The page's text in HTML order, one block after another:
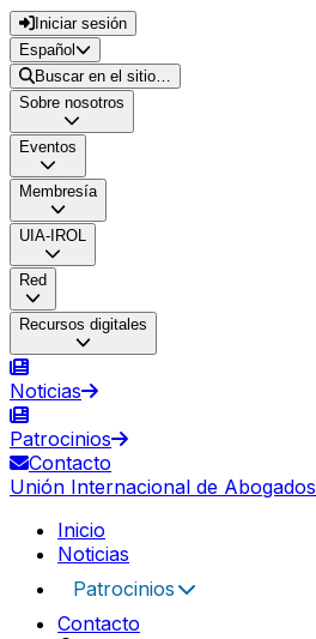
Iniciar sesión
Español
Buscar en el sitio…
Sobre nosotros
Eventos
Membresía
UIA-IROL
Red
Recursos digitales
Noticias
Patrocinios
Contacto
Unión Internacional de Abogados
Inicio
Noticias
Patrocinios
Contacto